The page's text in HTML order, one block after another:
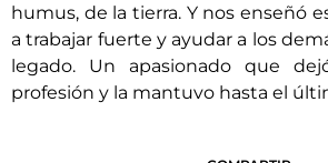
humus, de la tierra. Y nos enseñó
a trabajar fuerte y ayudar a los
legado. Un apasionado que
profesión y la mantuvo hasta el